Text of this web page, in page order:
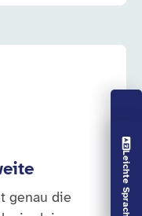
Vorlesen aus
Leichte Sprache aus
genau die